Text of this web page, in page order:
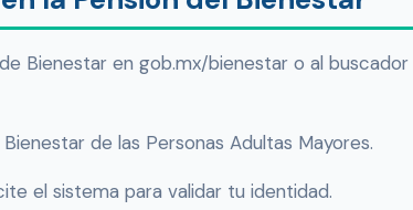
Bienestar en gob.mx/bienestar o al
de las Personas Adultas Mayores.
el sistema para validar tu identidad.